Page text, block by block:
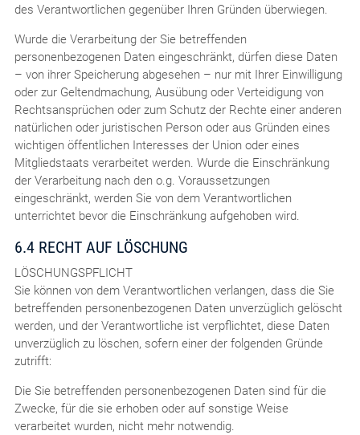
des Verantwortlichen gegenüber Ihren Gründen überwiegen.
Wurde die Verarbeitung der Sie betreffenden
personenbezogenen Daten eingeschränkt, dürfen diese Daten
– von ihrer Speicherung abgesehen – nur mit Ihrer Einwilligung
oder zur Geltendmachung, Ausübung oder Verteidigung von
Rechtsansprüchen oder zum Schutz der Rechte einer anderen
natürlichen oder juristischen Person oder aus Gründen eines
wichtigen öffentlichen Interesses der Union oder eines
Mitgliedstaats verarbeitet werden. Wurde die Einschränkung
der Verarbeitung nach den o.g. Voraussetzungen
eingeschränkt, werden Sie von dem Verantwortlichen
unterrichtet bevor die Einschränkung aufgehoben wird.
6.4 RECHT AUF LÖSCHUNG
LÖSCHUNGSPFLICHT
Sie können von dem Verantwortlichen verlangen, dass die Sie
betreffenden personenbezogenen Daten unverzüglich gelöscht
werden, und der Verantwortliche ist verpflichtet, diese Daten
unverzüglich zu löschen, sofern einer der folgenden Gründe
zutrifft:
Die Sie betreffenden personenbezogenen Daten sind für die
Zwecke, für die sie erhoben oder auf sonstige Weise
verarbeitet wurden, nicht mehr notwendig.